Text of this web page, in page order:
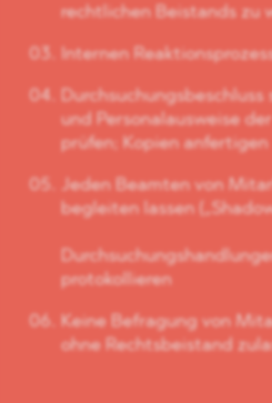
rechtlichen Beistands zu
Internen
Durchsuchungsbeschluss
und Personalausweise
prüfen; Kopien anfertigen
Jeden Beamten von
begleiten lassen
protokollieren
Keine Befragung von
ohne Rechtsbeistand